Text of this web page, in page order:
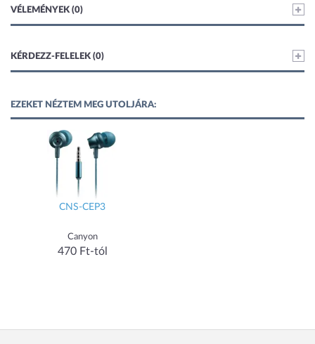
VÉLEMÉNYEK (0)
KÉRDEZZ-FELELEK (0)
EZEKET NÉZTEM MEG UTOLJÁRA:
CNS-CEP3
Canyon
470 Ft-tól